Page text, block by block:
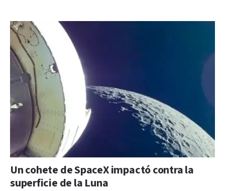
Un cohete de SpaceX impactó contra la
superficie de la Luna